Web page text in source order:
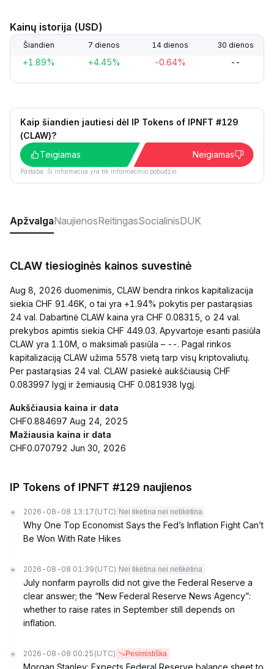
Kainų istorija (USD)
Šiandien 7 dienos 14 dienos 30 dienos
+1.89% +4.45% -0.64% --
Kaip šiandien jautiesi dėl IP Tokens of IPNFT #129
(CLAW)?
Teigiamas
Neigiamas
Pastaba. Ši informacija yra tik informacinio pobūdžio.
ApžvalgaNaujienosReitingasSocialinisDUK
CLAW tiesioginės kainos suvestinė
Aug 8, 2026 duomenimis, CLAW bendra rinkos kapitalizacija
siekia CHF 91.46K, o tai yra +1.94% pokytis per pastarąsias
24 val. Dabartinė CLAW kaina yra CHF 0.08315, o 24 val.
prekybos apimtis siekia CHF 449.03. Apyvartoje esanti pasiūla
CLAW yra 1.10M, o maksimali pasiūla – --. Pagal rinkos
kapitalizaciją CLAW užima 5578 vietą tarp visų kriptovaliutų.
Per pastarąsias 24 val. CLAW pasiekė aukščiausią CHF
0.083997 lygį ir žemiausią CHF 0.081938 lygį.
Aukščiausia kaina ir data
CHF0.884697 Aug 24, 2025
Mažiausia kaina ir data
CHF0.070792 Jun 30, 2026
IP Tokens of IPNFT #129 naujienos
2026-08-08 13:17 (UTC) Nei tikėtina nei netikėtina
Why One Top Economist Says the Fed’s Inflation Fight Can’t
Be Won With Rate Hikes
2026-08-08 01:39 (UTC) Nei tikėtina nei netikėtina
July nonfarm payrolls did not give the Federal Reserve a
clear answer; the “New Federal Reserve News Agency”:
whether to raise rates in September still depends on
inflation.
2026-08-08 00:25 (UTC) Pesimistiška
Morgan Stanley: Expects Federal Reserve balance sheet to